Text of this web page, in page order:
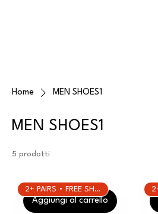
Home MEN SHOES1
MEN SHOES1
5 prodotti
Aggiungi al carrello
2+ PAIRS • FREE SHIPPING